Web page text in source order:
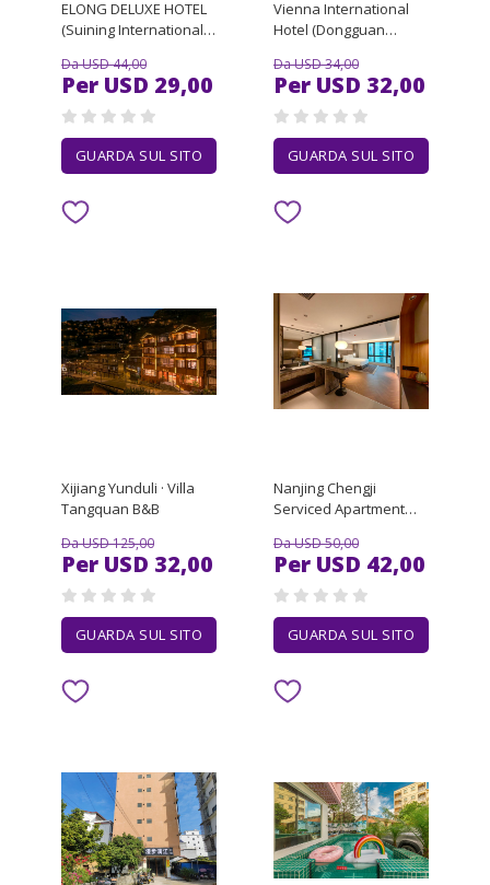
ELONG DELUXE HOTEL
(Suining International
Exhibition Center Store)
Da USD 44,00
Per USD 29,00
GUARDA SUL SITO
Vienna International
Hotel (Dongguan
Da USD 34,00
Per USD 32,00
GUARDA SUL SITO
Xijiang Yunduli · Villa
Tangquan B&B
Da USD 125,00
Per USD 32,00
GUARDA SUL SITO
Nanjing Chengji
Serviced Apartment
Station Hongshan
Forest Zoo)
Da USD 50,00
Per USD 42,00
GUARDA SUL SITO